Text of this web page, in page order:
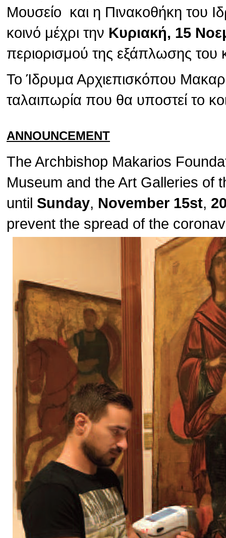
Μουσείο και η Πινακοθήκη του
κοινό μέχρι την Κυριακή, 15
περιορισμού της εξάπλωσης του
Το Ίδρυμα Αρχιεπισκόπου
ταλαιπωρία που θα υποστεί το
ANNOUNCEMENT
The Archbishop Makarios
Museum and the Art Galleries of
until Sunday, November 15st,
prevent the spread of the